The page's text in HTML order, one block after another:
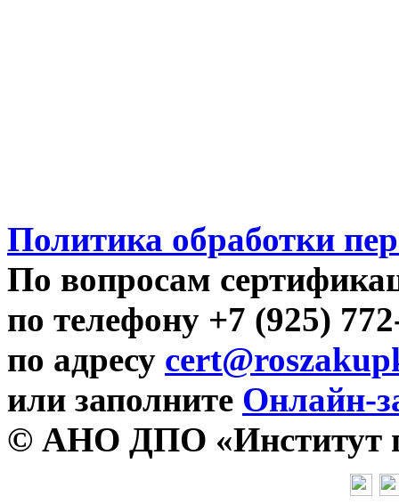
Политика обработки
По вопросам
по телефону +7 (925)
по адресу
или заполните Онлайн-
© АНО ДПО «Институт